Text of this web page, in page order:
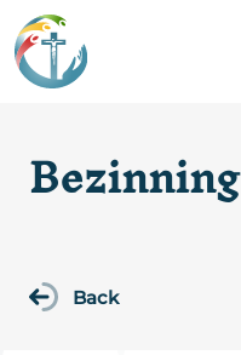
Bezinning
Back